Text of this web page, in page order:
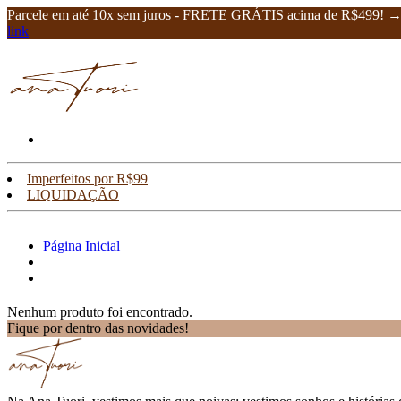
Parcele em até 10x sem juros - FRETE GRÁTIS acima de R$499! →
link
Imperfeitos por R$99
LIQUIDAÇÃO
Página Inicial
Nenhum produto foi encontrado.
Fique por dentro das novidades!